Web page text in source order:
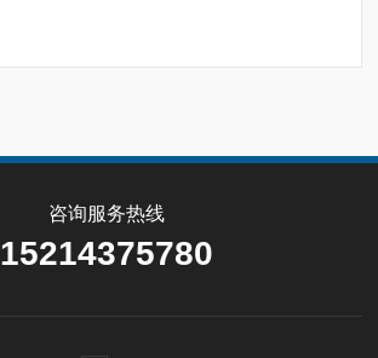
咨询服务热线
15214375780